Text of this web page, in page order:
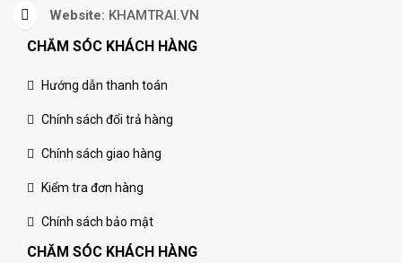
Website: KHAMTRAI.VN
CHĂM SÓC KHÁCH HÀNG
Hướng dẫn thanh toán
Chính sách đổi trả hàng
Chính sách giao hàng
Kiểm tra đơn hàng
Chính sách bảo mật
CHĂM SÓC KHÁCH HÀNG